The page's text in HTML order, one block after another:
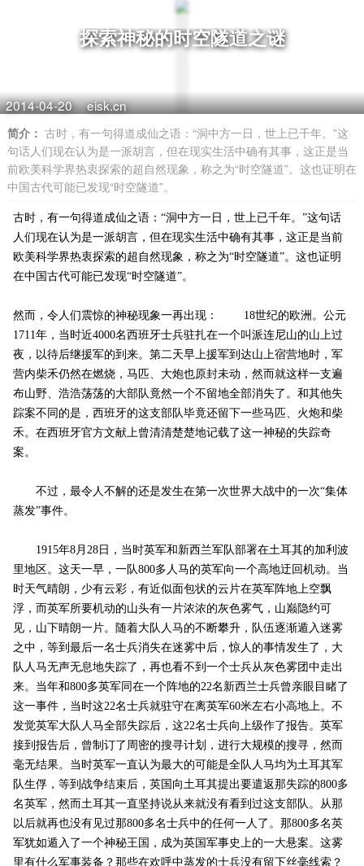
探索神秘的时空隧道之谜
2014-04-20 eisk.cn
简介： 古时，有一句得道成仙之语：“洞中方一日，世上已千年。”这
句话人们现在认为是一派胡言，但在现实生活中确有其事，这正是当
前欧美科学界热衷探索的超自然现象，称之为“时空隧道”。这也证明在
中国古代可能已发现“时空隧道”。
古时，有一句得道成仙之语：“洞中方一日，世上已千年。”这句话
人们现在认为是一派胡言，但在现实生活中确有其事，这正是当前
欧美科学界热衷探索的超自然现象，称之为“时空隧道”。这也证明
在中国古代可能已发现“时空隧道”。
然而，令人们震惊的神秘现象一再出现： 18世纪的欧洲。公元
1711年，当时近4000名西班牙士兵驻扎在一个叫派连尼山的山上过
夜，以待后继援军的到来。第二天早上援军到达山上宿营地时，军
营内柴禾仍然在燃烧，马匹、大炮也原封未动，然而就这样一支遍
布山野、浩浩荡荡的大部队竟然一个不留地全部消失了。和其他失
踪案不同的是，西班牙的这支部队毕竟还留下一些马匹、火炮和柴
禾。在西班牙官方文献上曾清清楚楚地记载了这一神秘的失踪奇
案。
不过，最令人不解的还是发生在第一次世界大战中的一次“集体
蒸发”事件。
1915年8月28日，当时英军和新西兰军队部署在土耳其的加利波
里地区。这天一早，一队800多人马的英军向一个高地迂回机动。当
时天气晴朗，少有云彩，有近似面包状的云片在英军阵地上空飘
浮，而英军所要机动的山头有一片浓浓的灰色雾气，山巅隐约可
见，山下晴朗一片。随着大队人马的不断攀升，队伍逐渐遁入迷雾
之中，等到最后一名士兵消失在迷雾中后，惊人的事情发生了，大
队人马无声无息地失踪了，再也看不到一个士兵从灰色雾团中走出
来。当年和800多英军同在一个阵地的22名新西兰士兵曾亲眼目睹了
这一事件，当时这22名士兵就驻守在离英军60米左右小高地上。不
发觉英军大队人马全部失踪后，这22名士兵向上级作了报告。英军
接到报告后，曾制订了周密的搜寻计划，进行大规模的搜寻，然而
毫无结果。当时英军一直认为最大的可能是全队人马均为土耳其军
队生俘，等到战争结束后，英国向土耳其提出要遣返那失踪的800多
名英军，然而土耳其一直坚持说从来就没有看到过这支部队。从那
以后就再也没有见过那800多名士兵中的任何一人了。那800多名英
军犹如遁入了一个神秘王国，成为英国军事史上的一大悬案。这雾
里有什么军事装备？那些在欢呼中蒸发的士兵没有留下丝毫线索？